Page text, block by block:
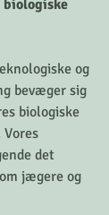
biologiske
og
bevæger sig
biologiske
det
jægere og